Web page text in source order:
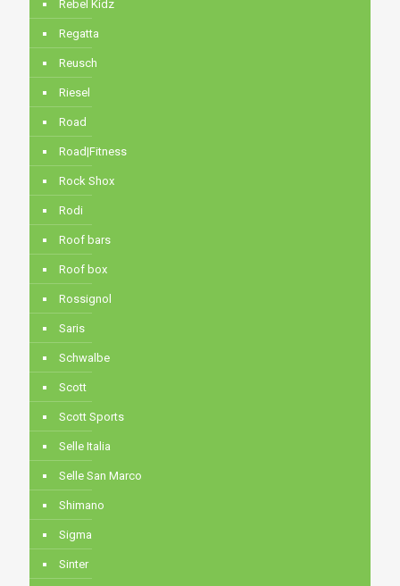
Rebel Kidz
Regatta
Reusch
Riesel
Road
Road|Fitness
Rock Shox
Rodi
Roof bars
Roof box
Rossignol
Saris
Schwalbe
Scott
Scott Sports
Selle Italia
Selle San Marco
Shimano
Sigma
Sinter